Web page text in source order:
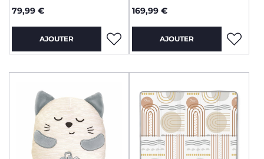
79,99 €
AJOUTER
169,99 €
AJOUTER